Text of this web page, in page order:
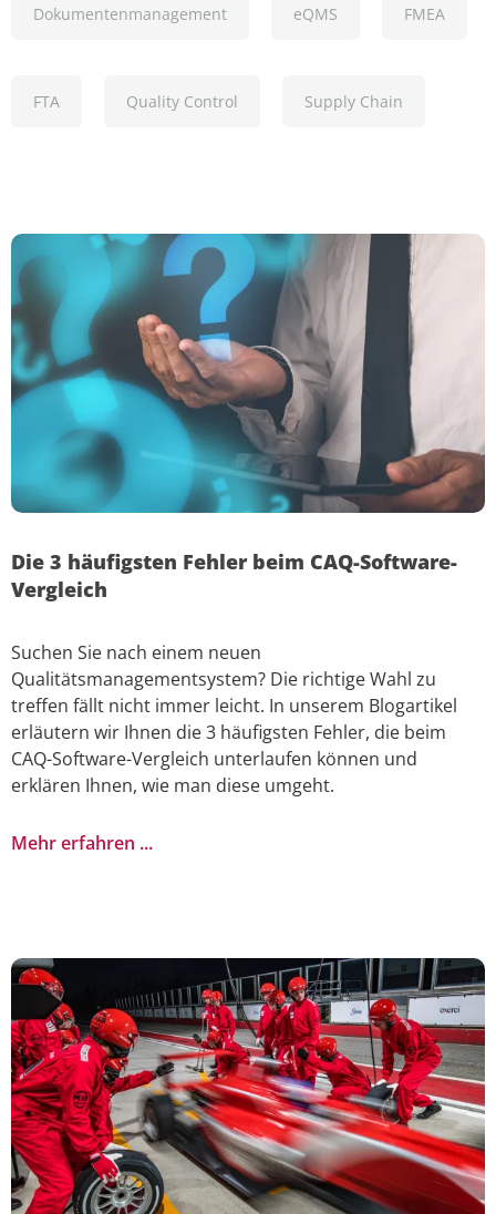
Dokumentenmanagement eQMS FMEA
FTA Quality Control Supply Chain
Die 3 häufigsten Fehler beim CAQ-Software-
Vergleich
Suchen Sie nach einem neuen
Qualitätsmanagementsystem? Die richtige Wahl zu
treffen fällt nicht immer leicht. In unserem Blogartikel
erläutern wir Ihnen die 3 häufigsten Fehler, die beim
CAQ-Software-Vergleich unterlaufen können und
erklären Ihnen, wie man diese umgeht.
Mehr erfahren ...